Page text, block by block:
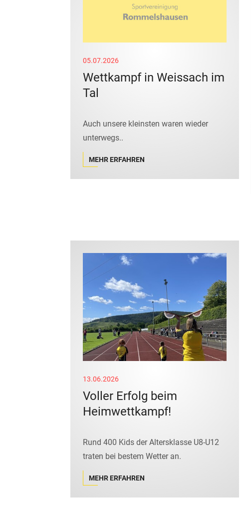
05.07.2026
Wettkampf in Weissach im
Tal
Auch unsere kleinsten waren wieder
unterwegs..
MEHR ERFAHREN
13.06.2026
Voller Erfolg beim
Heimwettkampf!
Rund 400 Kids der Altersklasse U8-U12
traten bei bestem Wetter an.
MEHR ERFAHREN